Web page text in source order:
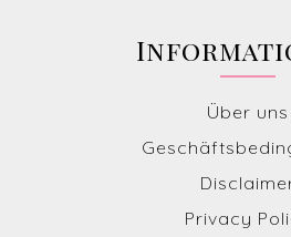
Über uns
Privacy